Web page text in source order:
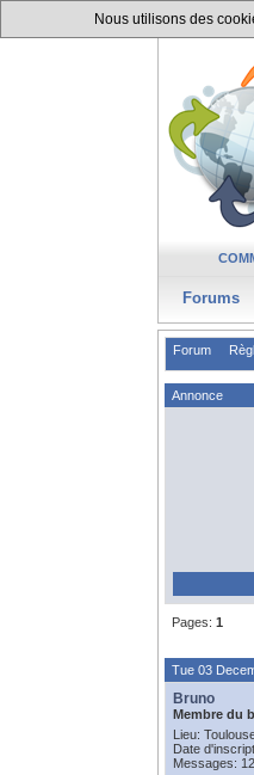
Nous utilisons des
Forums
Forum
Annonce
Pages: 1
Tue 03
Bruno
Membre du
Lieu:
Date
Messages: